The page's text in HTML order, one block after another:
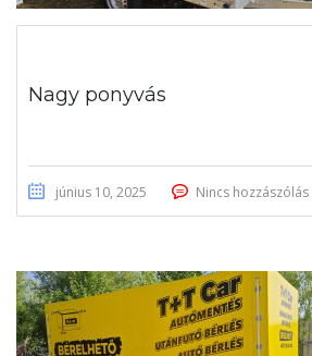
Nagy ponyvás
június 10, 2025 Nincs hozzászólás